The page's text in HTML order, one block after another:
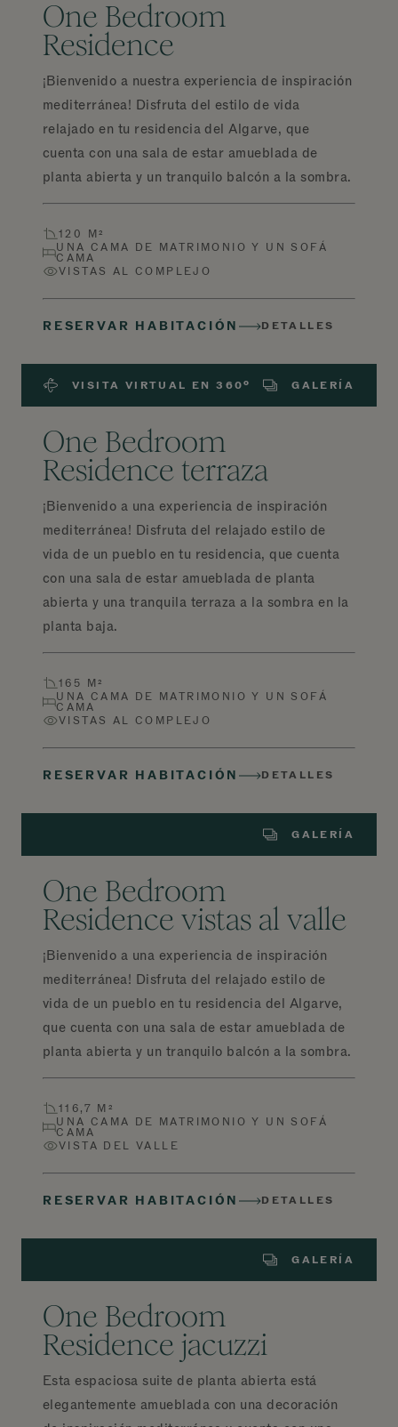
One Bedroom
Residence
¡Bienvenido a nuestra experiencia de inspiración
mediterránea! Disfruta del estilo de vida
relajado en tu residencia del Algarve, que
cuenta con una sala de estar amueblada de
planta abierta y un tranquilo balcón a la sombra.
120 M²
UNA CAMA DE MATRIMONIO Y UN SOFÁ
CAMA
VISTAS AL COMPLEJO
RESERVAR HABITACIÓN DETALLES
VISITA VIRTUAL EN 360º GALERÍA
One Bedroom
Residence terraza
¡Bienvenido a una experiencia de inspiración
mediterránea! Disfruta del relajado estilo de
vida de un pueblo en tu residencia, que cuenta
con una sala de estar amueblada de planta
abierta y una tranquila terraza a la sombra en la
planta baja.
165 M²
UNA CAMA DE MATRIMONIO Y UN SOFÁ
CAMA
VISTAS AL COMPLEJO
RESERVAR HABITACIÓN DETALLES
GALERÍA
One Bedroom
Residence vistas al valle
¡Bienvenido a una experiencia de inspiración
mediterránea! Disfruta del relajado estilo de
vida de un pueblo en tu residencia del Algarve,
que cuenta con una sala de estar amueblada de
planta abierta y un tranquilo balcón a la sombra.
116,7 M²
UNA CAMA DE MATRIMONIO Y UN SOFÁ
CAMA
VISTA DEL VALLE
RESERVAR HABITACIÓN DETALLES
GALERÍA
One Bedroom
Residence jacuzzi
Esta espaciosa suite de planta abierta está
elegantemente amueblada con una decoración